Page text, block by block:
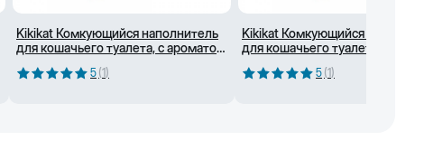
Kikikat Комкующийся наполнитель
для кошачьего туалета, с ароматом
5 (1 )
Kikikat Комкующийся
для кошачьего туалета, с
5 (1 )